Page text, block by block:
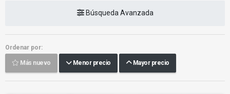
Búsqueda Avanzada
Ordenar por:
Más nuevo Menor precio Mayor precio